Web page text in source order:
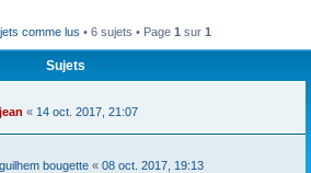
comme lus • 6 sujets • Page 1 sur 1
Sujets
jean « 14 oct. 2017, 21:07
guilhem bougette « 08 oct. 2017, 19:13